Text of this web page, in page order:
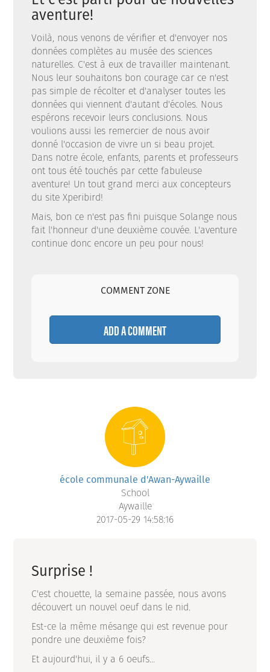
aventure!
Voilà, nous venons de vérifier et d'envoyer nos
données complètes au musée des sciences
naturelles. C'est à eux de travailler maintenant.
Nous leur souhaitons bon courage car ce n'est
pas simple de récolter et d'analyser toutes les
données qui viennent d'autant d'écoles. Nous
espérons recevoir leurs conclusions. Nous
voulions aussi les remercier de nous avoir
donné l'occasion de vivre un si beau projet.
Dans notre école, enfants, parents et professeurs
ont tous été touchés par cette fabuleuse
aventure! Un tout grand merci aux concepteurs
du site Xperibird!
Mais, bon ce n'est pas fini puisque Solange nous
fait l'honneur d'une deuxième couvée. L'aventure
continue donc encore un peu pour nous!
COMMENT ZONE
ADD A COMMENT
école communale d'Awan-Aywaille
School
Aywaille
2017-05-29 14:58:16
Surprise !
C'est chouette, la semaine passée, nous avons
découvert un nouvel oeuf dans le nid.
Est-ce la même mésange qui est revenue pour
pondre une deuxième fois?
Et aujourd'hui, il y a 6 oeufs...